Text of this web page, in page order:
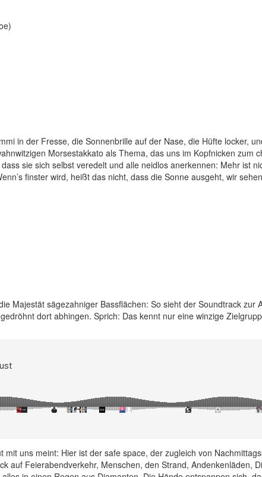
in der Fresse, die Sonnenbrille auf der Nase, die Hüfte locker,
Morsestakkato als Thema, das uns im Kopfnicken zum
sie sich selbst veredelt und alle neidlos anerkennen: Mehr ist
finster wird, heißt das nicht, dass die Sonne ausgeht, wir
Majestät sägezahniger Bassflächen: So sieht der Soundtrack
dort abhingen. Sprich: Das kennt nur eine winzige
uns meint: Hier ist der safe space, der zugleich von
auf Feierabendverkehr, Menschen, den Strand, Andenkenläden,